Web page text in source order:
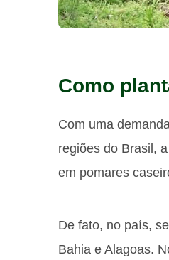
Como
Com uma
regiões do Brasil,
em pomares
De fato, no país,
Bahia e Alagoas.